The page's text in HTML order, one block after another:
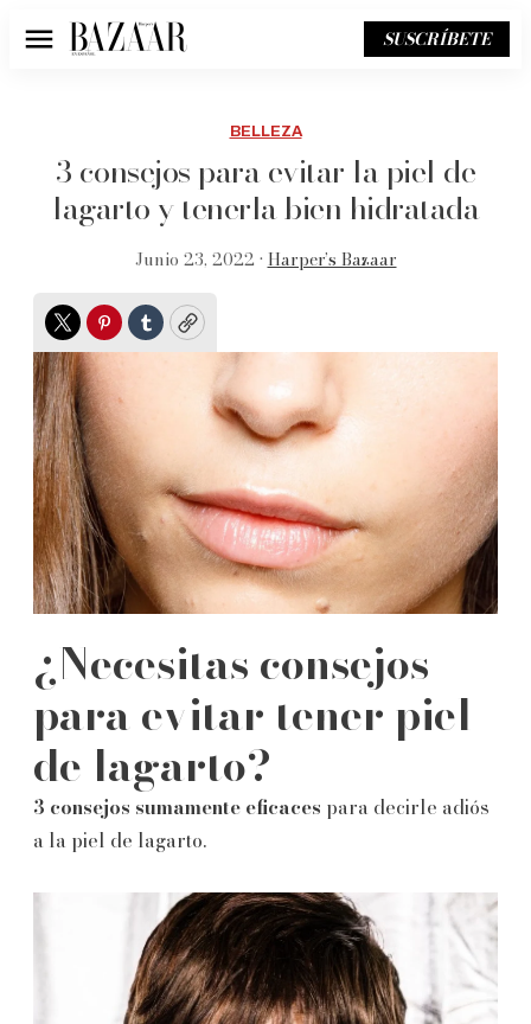
Menú SUSCRÍBETE
BELLEZA
3 consejos para evitar la piel de
lagarto y tenerla bien hidratada
Junio 23, 2022 • Harper’s Bazaar
TwitterPinterest
TumblrCopy
¿Necesitas consejos
para evitar tener piel
de lagarto?
3 consejos sumamente eficaces para decirle adiós
a la piel de lagarto.